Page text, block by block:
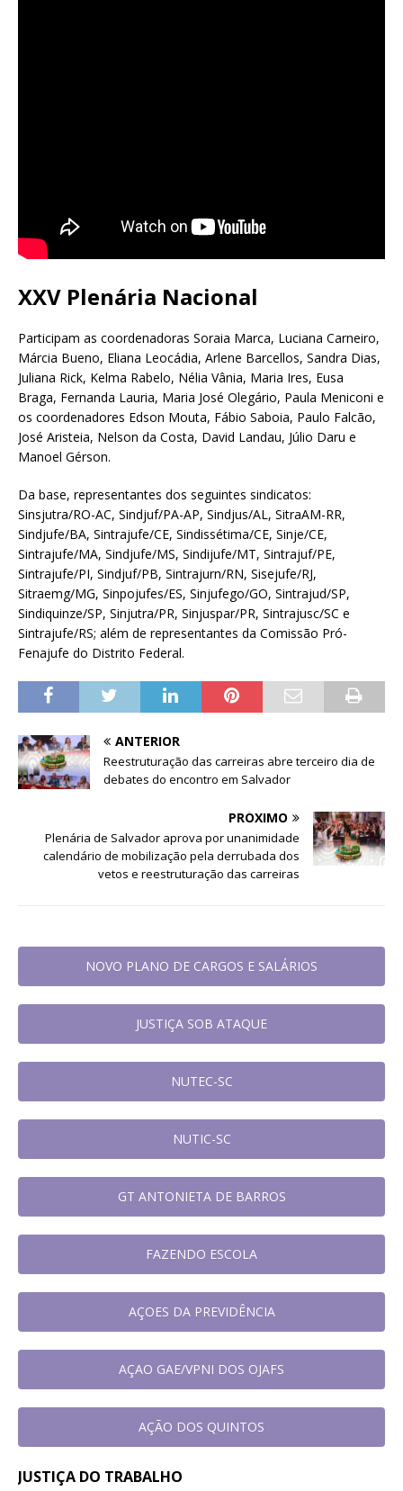
XXV Plenária Nacional
Participam as coordenadoras Soraia Marca, Luciana Carneiro,
Márcia Bueno, Eliana Leocádia, Arlene Barcellos, Sandra Dias,
Juliana Rick, Kelma Rabelo, Nélia Vânia, Maria Ires, Eusa
Braga, Fernanda Lauria, Maria José Olegário, Paula Meniconi e
os coordenadores Edson Mouta, Fábio Saboia, Paulo Falcão,
José Aristeia, Nelson da Costa, David Landau, Júlio Daru e
Manoel Gérson.
Da base, representantes dos seguintes sindicatos:
Sinsjutra/RO-AC, Sindjuf/PA-AP, Sindjus/AL, SitraAM-RR,
Sindjufe/BA, Sintrajufe/CE, Sindissétima/CE, Sinje/CE,
Sintrajufe/MA, Sindjufe/MS, Sindijufe/MT, Sintrajuf/PE,
Sintrajufe/PI, Sindjuf/PB, Sintrajurn/RN, Sisejufe/RJ,
Sitraemg/MG, Sinpojufes/ES, Sinjufego/GO, Sintrajud/SP,
Sindiquinze/SP, Sinjutra/PR, Sinjuspar/PR, Sintrajusc/SC e
Sintrajufe/RS; além de representantes da Comissão Pró-
Fenajufe do Distrito Federal.
ANTERIOR
Reestruturação das carreiras abre terceiro dia de
debates do encontro em Salvador
PRÓXIMO
Plenária de Salvador aprova por unanimidade
calendário de mobilização pela derrubada dos
vetos e reestruturação das carreiras
NOVO PLANO DE CARGOS E SALÁRIOS
JUSTIÇA SOB ATAQUE
NUTEC-SC
NUTIC-SC
GT ANTONIETA DE BARROS
FAZENDO ESCOLA
AÇOES DA PREVIDÊNCIA
AÇAO GAE/VPNI DOS OJAFS
AÇÃO DOS QUINTOS
JUSTIÇA DO TRABALHO